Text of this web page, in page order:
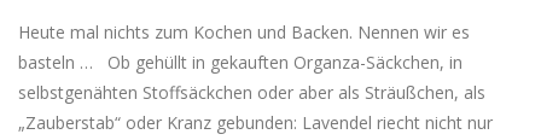
Heute mal nichts zum Kochen und Backen. Nennen wir es
basteln … ‎ ‎ Ob gehüllt in gekauften Organza-Säckchen, in
selbstgenähten Stoffsäckchen oder aber als Sträußchen, als
„Zauberstab“ oder Kranz gebunden: Lavendel riecht nicht nur